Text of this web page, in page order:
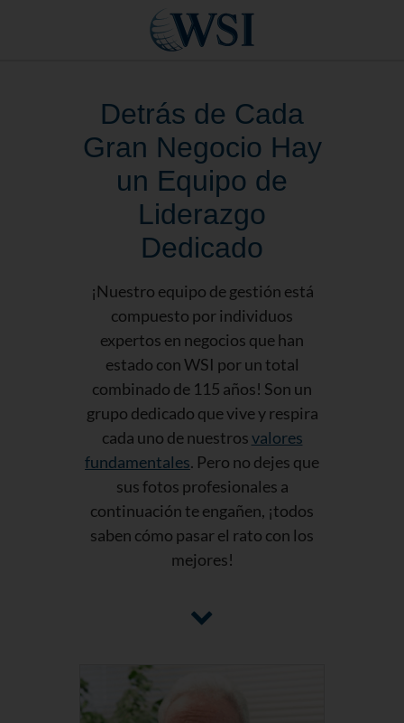
Detrás de Cada
Gran Negocio Hay
un Equipo de
Liderazgo
Dedicado
¡Nuestro equipo de gestión está
compuesto por individuos
expertos en negocios que han
estado con WSI por un total
combinado de 115 años! Son un
grupo dedicado que vive y respira
cada uno de nuestrosvalores
fundamentales. Pero no dejes que
sus fotos profesionales a
continuación te engañen, ¡todos
saben cómo pasar el rato con los
mejores!